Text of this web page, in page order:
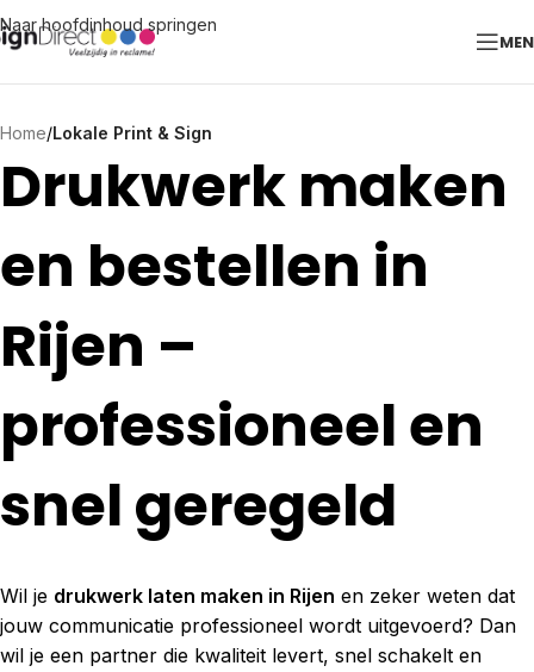
Naar hoofdinhoud springen
Home/Lokale Print & Sign
Drukwerk maken
en bestellen in
Rijen –
professioneel en
snel geregeld
Wil je drukwerk laten maken in Rijen en zeker weten dat
jouw communicatie professioneel wordt uitgevoerd? Dan
wil je een partner die kwaliteit levert, snel schakelt en